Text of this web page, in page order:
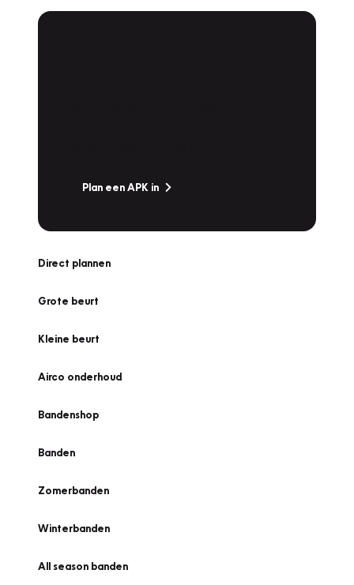
Plan een APK in
Direct plannen
Grote beurt
Kleine beurt
Airco onderhoud
Bandenshop
Banden
Zomerbanden
Winterbanden
All season banden